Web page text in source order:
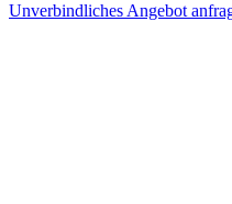
Unverbindliches Angebot